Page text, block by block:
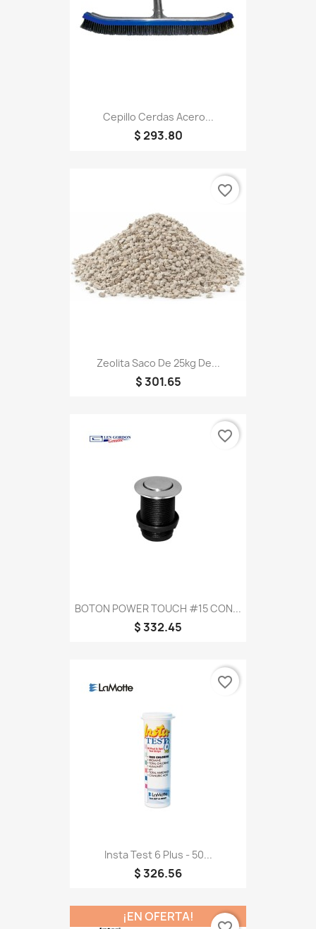
Cepillo Cerdas Acero...
$ 293.80
Zeolita Saco De 25kg De...
$ 301.65
favorite_border
BOTON POWER TOUCH #15 CON...
$ 332.45
favorite_border
Insta Test 6 Plus - 50...
$ 326.56
favorite_border
¡EN OFERTA!